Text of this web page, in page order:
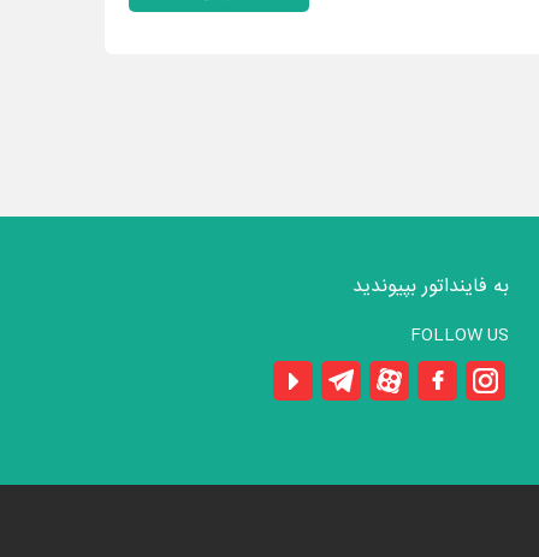
به فاینداتور بپیوندید
FOLLOW US